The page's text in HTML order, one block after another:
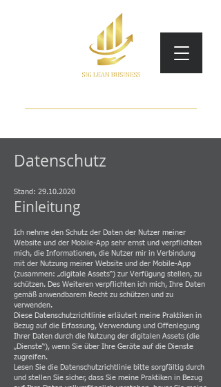
Datenschutz
Stand: 29.10.2020
Einleitung
Ich nehme den Schutz der Daten der Nutzer meiner
Website und der Mobile-App sehr ernst und verpflichten
mich, die Informationen, die Nutzer mir in Verbindung
mit der Nutzung meiner Website und der Mobile-App
(zusammen: „digitale Assets“) zur Verfügung stellen, zu
schützen. Des Weiteren verpflichten ich mich, Ihre Daten
gemäß anwendbarem Recht zu schützen und zu
verwenden.
Diese Datenschutzrichtlinie erläutert meine Praktiken in
Bezug auf die Erfassung, Verwendung und Offenlegung
Ihrer Daten durch die Nutzung der digitalen Assets (die
„Dienste“), wenn Sie über Ihre Geräte auf die Dienste
zugreifen.
Lesen Sie die Datenschutzrichtlinie bitte sorgfältig durch
und stellen Sie sicher, dass Sie meine Praktiken in Bezug